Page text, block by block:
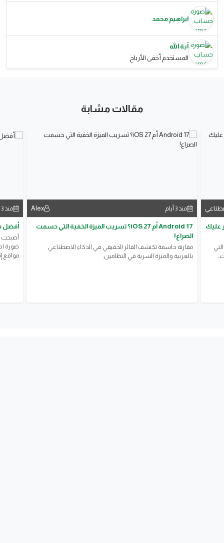
ابراهيم محمد
آية الله
المستخدم أخفى الأرباح
مقالات مشابة
لعام 2026 ستوفر عليك
اكتشف أفضل أدوات الذكاء الاصطناعي المجانية لعام 2026 التي
منذ 3 أيام Alex
Android 17 أم iOS 27؟ تسريب الميزة الخفية التي حسمت
الصراع!
مقارنة حاسمة تكتشف الفائز الحقيقي في الذكاء الاصطناعي
بالعربية والميزة السرية في النظامين.
منذ 3 أيام
أفضل
أصبحت
صورة
مواقع